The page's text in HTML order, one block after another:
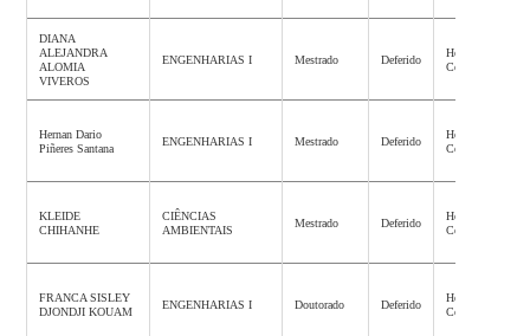
DIANA
ALEJANDRA
ALOMIA
VIVEROS
ENGENHARIAS I Mestrado Deferido
Homologação
Concluída
Hernan Dario
Piñeres Santana
ENGENHARIAS I Mestrado Deferido
Homologação
Concluída
KLEIDE
CHIHANHE
CIÊNCIAS
AMBIENTAIS
Mestrado Deferido
Homologação
Concluída
FRANCA SISLEY
DJONDJI KOUAM
ENGENHARIAS I Doutorado Deferido
Homologação
Concluída